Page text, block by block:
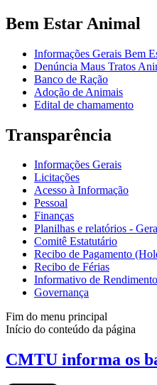
Bem Estar Animal
Informações Gerais Bem
Denúncia Maus Tratos
Banco de Ração
Adoção de Animais
Edital de chamamento
Transparência
Informações Gerais
Licitações
Acesso à Informação
Pessoal
Finanças
Planilhas e relatórios -
Comitê Estatutário
Recibo de Pagamento
Recibo de Férias
Informativo de
Governança
Fim do menu principal
Início do conteúdo da página
CMTU informa os